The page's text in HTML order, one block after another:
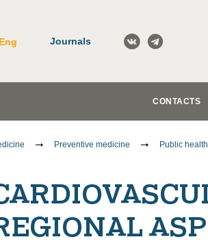
Eng Journals
CONTACTS
Preventive medicine Public